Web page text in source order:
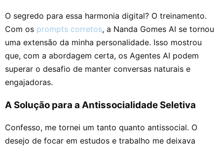
O segredo para essa harmonia digital? O treinamento.
Com os prompts corretos, a Nanda Gomes AI se tornou
uma extensão da minha personalidade. Isso mostrou
que, com a abordagem certa, os Agentes AI podem
superar o desafio de manter conversas naturais e
engajadoras.
A Solução para a Antissocialidade Seletiva
Confesso, me tornei um tanto quanto antissocial. O
desejo de focar em estudos e trabalho me deixava